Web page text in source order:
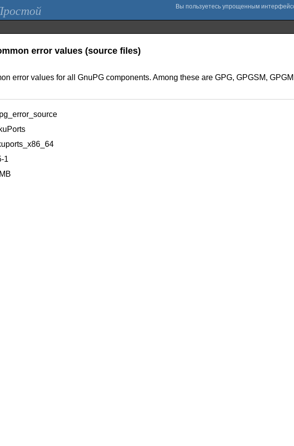
error values (source files)
error values for all GnuPG components. Among these are GPG, GPGSM,
1